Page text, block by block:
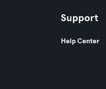
Support
Help Center